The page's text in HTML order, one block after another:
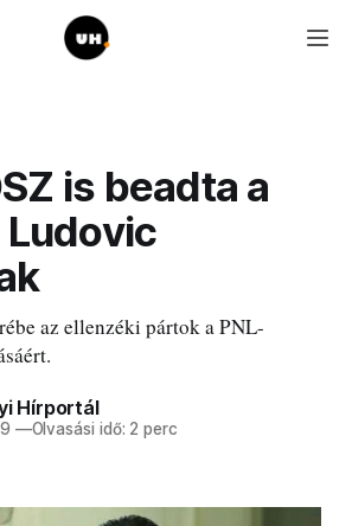
is beadta a
az ellenzéki pártok a PNL-
Hírportál
—Olvasási idő: 2 perc